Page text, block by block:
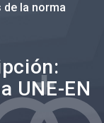
la norma
UNE-EN